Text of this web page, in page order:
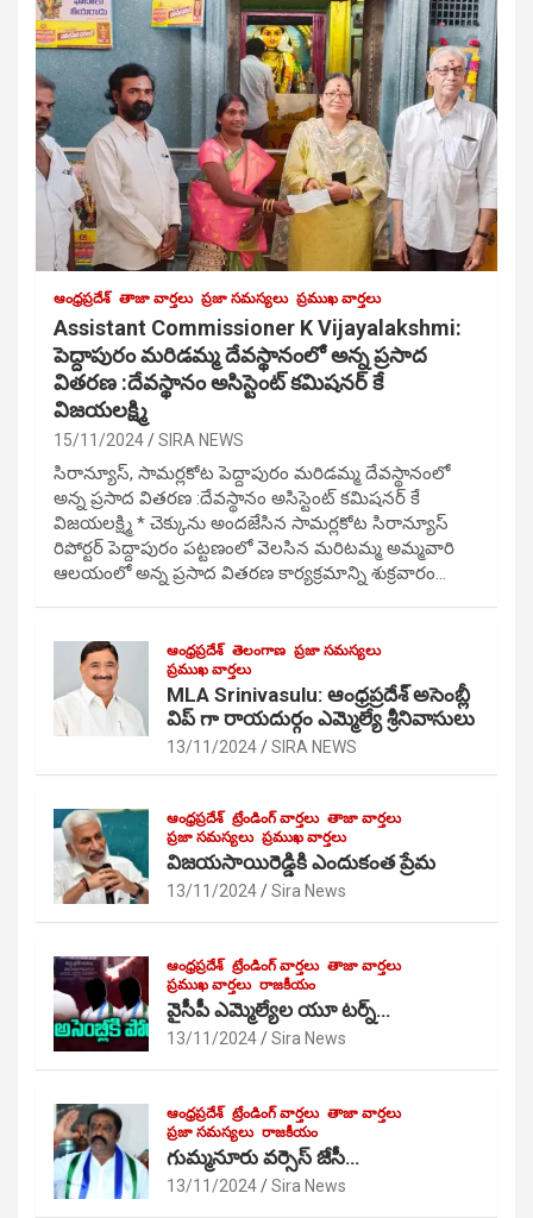
ఆంధ్రప్రదేశ్ తాజా వార్తలు ప్రజా సమస్యలు ప్రముఖ వార్తలు
Assistant Commissioner K Vijayalakshmi:
పెద్దాపురం మరిడమ్మ దేవస్థానంలో అన్న ప్రసాద
వితరణ :దేవస్థానం అసిస్టెంట్ కమిషనర్ కే
విజయలక్ష్మి
15/11/2024 SIRA NEWS
సిరాన్యూస్, సామర్లకోట పెద్దాపురం మరిడమ్మ దేవస్థానంలో
అన్న ప్రసాద వితరణ :దేవస్థానం అసిస్టెంట్ కమిషనర్ కే
విజయలక్ష్మి * చెక్కును అందజేసిన సామర్లకోట సిరాన్యూస్
రిపోర్టర్ పెద్దాపురం పట్టణంలో వెలసిన మరిటమ్మ అమ్మవారి
ఆలయంలో అన్న ప్రసాద వితరణ కార్యక్రమాన్ని శుక్రవారం…
ఆంధ్రప్రదేశ్ తెలంగాణ ప్రజా సమస్యలు
ప్రముఖ వార్తలు
MLA Srinivasulu: ఆంధ్రప్రదేశ్ అసెంబ్లీ
విప్ గా రాయదుర్గం ఎమ్మెల్యే శ్రీనివాసులు
13/11/2024 SIRA NEWS
ఆంధ్రప్రదేశ్ ట్రేండింగ్ వార్తలు తాజా వార్తలు
ప్రజా సమస్యలు ప్రముఖ వార్తలు
విజయసాయిరెడ్డికి ఎందుకంత ప్రేమ
13/11/2024 Sira News
ఆంధ్రప్రదేశ్ ట్రేండింగ్ వార్తలు తాజా వార్తలు
ప్రముఖ వార్తలు రాజకీయం
వైసీపీ ఎమ్మెల్యేల యూ టర్న్…
13/11/2024 Sira News
ఆంధ్రప్రదేశ్ ట్రేండింగ్ వార్తలు తాజా వార్తలు
ప్రజా సమస్యలు రాజకీయం
గుమ్మనూరు వర్సెస్ జేసీ…
13/11/2024 Sira News